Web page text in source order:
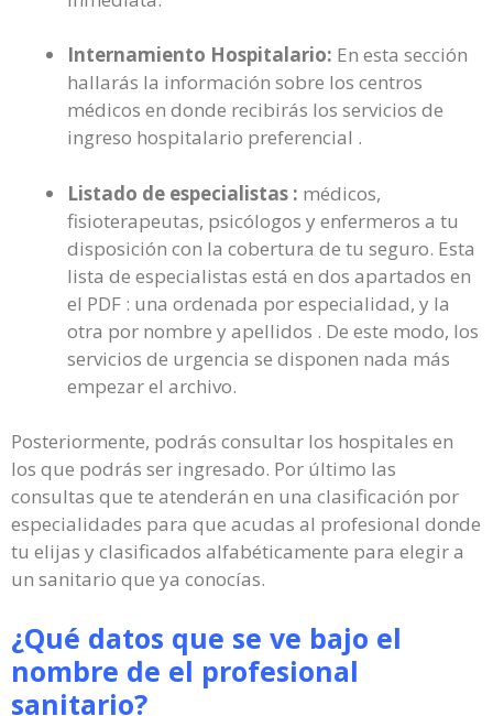
Internamiento Hospitalario: En esta sección
hallarás la información sobre los centros
médicos en donde recibirás los servicios de
ingreso hospitalario preferencial .
Listado de especialistas : médicos,
fisioterapeutas, psicólogos y enfermeros a tu
disposición con la cobertura de tu seguro. Esta
lista de especialistas está en dos apartados en
el PDF : una ordenada por especialidad, y la
otra por nombre y apellidos . De este modo, los
servicios de urgencia se disponen nada más
empezar el archivo.
Posteriormente, podrás consultar los hospitales en
los que podrás ser ingresado. Por último las
consultas que te atenderán en una clasificación por
especialidades para que acudas al profesional donde
tu elijas y clasificados alfabéticamente para elegir a
un sanitario que ya conocías.
¿Qué datos que se ve bajo el
nombre de el profesional
sanitario?